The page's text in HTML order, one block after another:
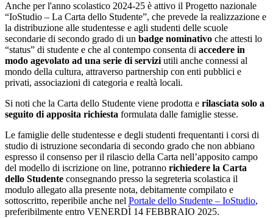
Anche per l'anno scolastico 2024-25 è attivo il Progetto nazionale
“IoStudio – La Carta dello Studente”, che prevede la realizzazione e
la distribuzione alle studentesse e agli studenti delle scuole
secondarie di secondo grado di un badge nominativo che attesti lo
“status” di studente e che al contempo consenta di accedere in
modo agevolato ad una serie di servizi utili anche connessi al
mondo della cultura, attraverso partnership con enti pubblici e
privati, associazioni di categoria e realtà locali.
Si noti che la Carta dello Studente viene prodotta e rilasciata solo a
seguito di apposita richiesta formulata dalle famiglie stesse.
Le famiglie delle studentesse e degli studenti frequentanti i corsi di
studio di istruzione secondaria di secondo grado che non abbiano
espresso il consenso per il rilascio della Carta nell’apposito campo
del modello di iscrizione on line, potranno richiedere la Carta
dello Studente consegnando presso la segreteria scolastica il
modulo allegato alla presente nota, debitamente compilato e
sottoscritto, reperibile anche nel Portale dello Studente – IoStudio,
preferibilmente entro VENERDÌ 14 FEBBRAIO 2025.